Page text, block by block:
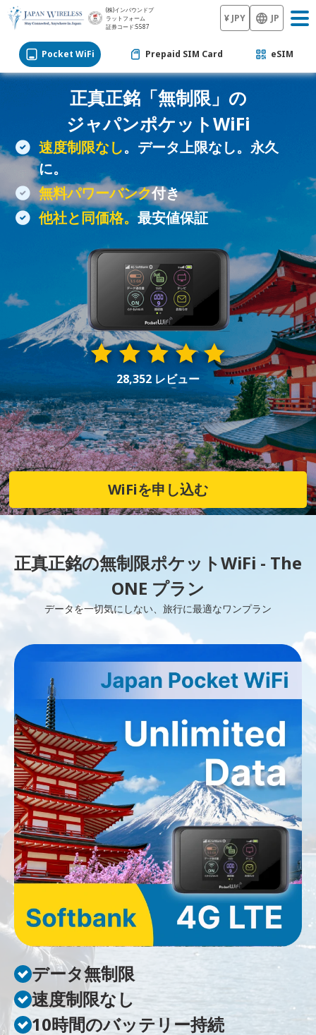
(株)インバウンドプ
ラットフォーム
証券コード:5587
¥ JPY JP
Pocket WiFi Prepaid SIM Card eSIM
正真正銘「無制限」の
ジャパンポケットWiFi
速度制限なし。データ上限なし。永久
に。
無料パワーバンク付き
他社と同価格。 最安値保証
28,352 レビュー
WiFiを申し込む
正真正銘の無制限ポケットWiFi - The
ONE プラン
データを一切気にしない、旅行に最適なワンプラン
データ無制限
速度制限なし
10時間のバッテリー持続